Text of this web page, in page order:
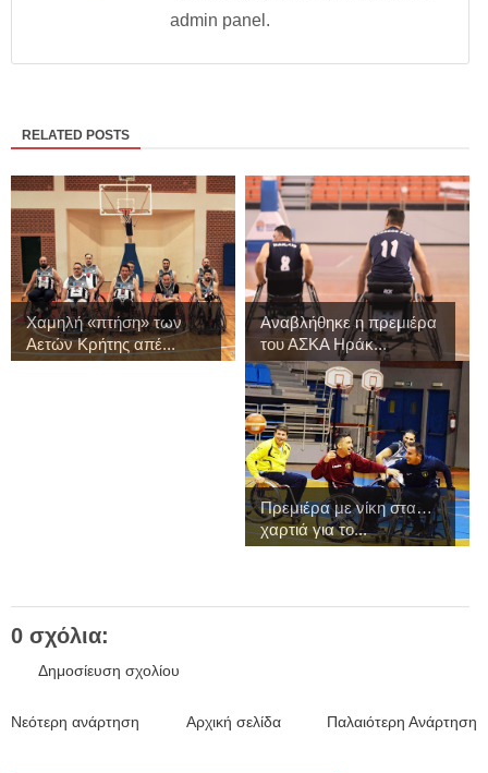
admin panel.
RELATED POSTS
Χαμηλή «πτήση» των
Αετών Κρήτης απέ...
Αναβλήθηκε η πρεμιέρα
του ΑΣΚΑ Ηράκ...
Πρεμιέρα με νίκη στα…
χαρτιά για το...
0 σχόλια:
Δημοσίευση σχολίου
Νεότερη ανάρτηση Παλαιότερη Ανάρτηση
Αρχική σελίδα